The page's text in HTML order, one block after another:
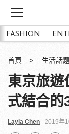
FASHION
首頁 生活話
東京旅遊
式結合的
Layla Chen 2019年